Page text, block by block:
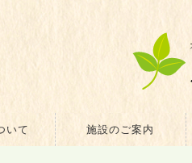
いて 施設のご案内